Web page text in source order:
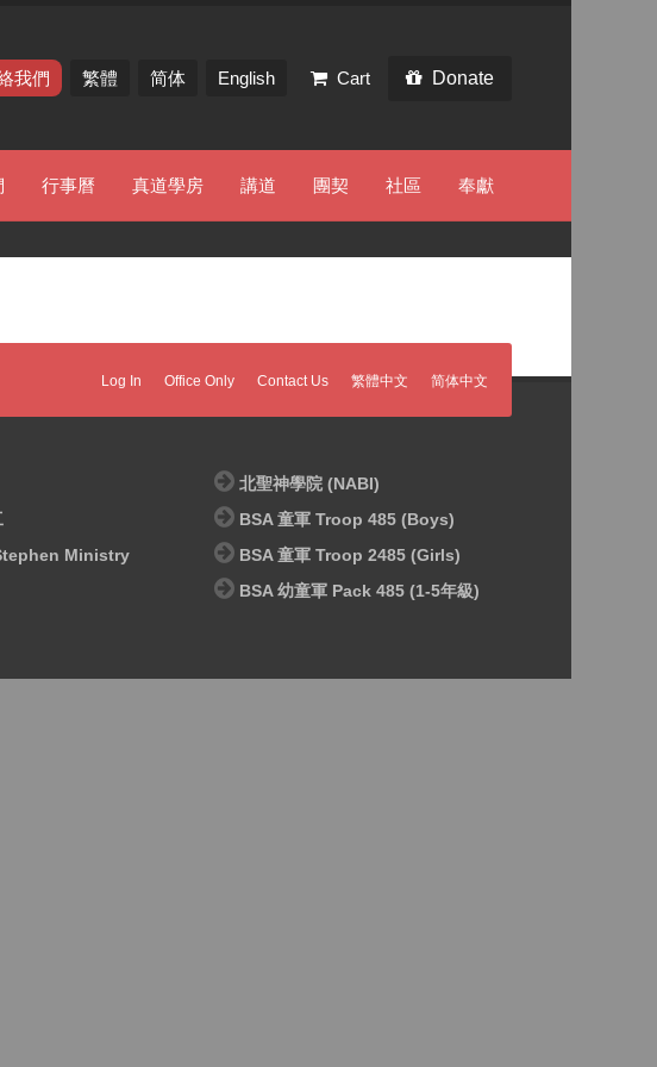
我們 繁體 简体 English Cart Donate
行事曆 真道學房 講道 團契 社區 奉獻
Log In Office Only Contact Us 繁體中文 简体中文
Ministry
北聖神學院 (NABI)
BSA 童軍 Troop 485 (Boys)
BSA 童軍 Troop 2485 (Girls)
BSA 幼童軍 Pack 485 (1-5年級)